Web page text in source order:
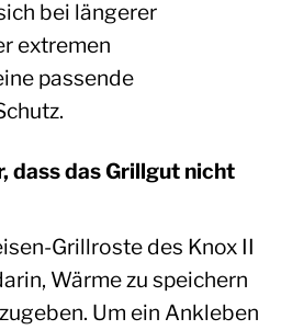
bei längerer
extremen
passende
dass das Grillgut nicht
Grillroste des Knox II
Wärme zu speichern
Um ein Ankleben